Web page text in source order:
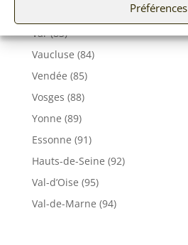
Préférences
Tarn-et-Garonne (82)
Var (83)
Vaucluse (84)
Vendée (85)
Vosges (88)
Yonne (89)
Essonne (91)
Hauts-de-Seine (92)
Val-d’Oise (95)
Val-de-Marne (94)